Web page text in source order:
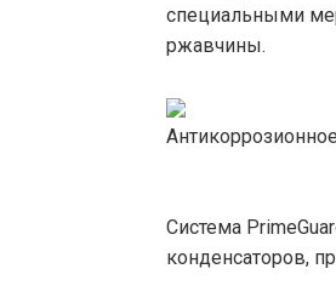
специальными
ржавчины.
Система
конденсаторов,